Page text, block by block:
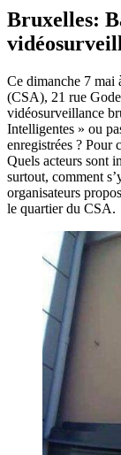
Bruxelles:
Ce dimanche 7 mai
(CSA), 21 rue
vidéosurveillance
Intelligentes » ou
enregistrées ? Pour
Quels acteurs sont
surtout, comment
organisateurs
le quartier du CSA.